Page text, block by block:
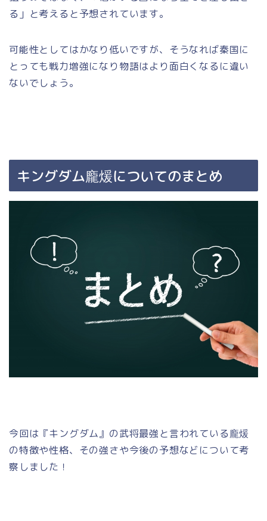
る」と考えると予想されています。
可能性としてはかなり低いですが、そうなれば秦国に
とっても戦力増強になり物語はより面白くなるに違い
ないでしょう。
キングダム龐煖についてのまとめ
今回は『キングダム』の武将最強と言われている龐煖
の特徴や性格、その強さや今後の予想などについて考
察しました！